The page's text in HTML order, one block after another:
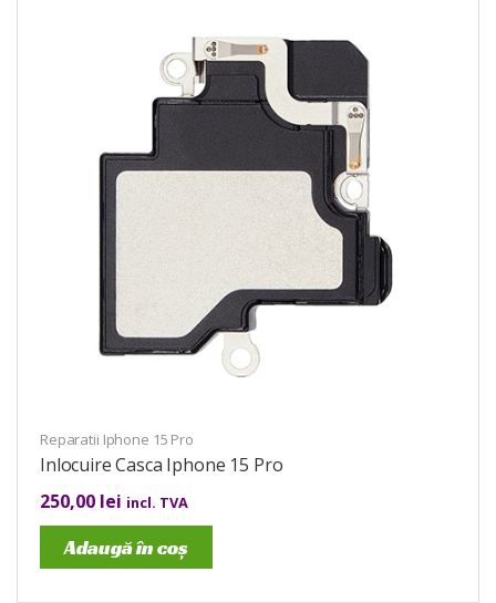
Reparatii Iphone 15 Pro
Inlocuire Casca Iphone 15 Pro
250,00 lei incl. TVA
Adaugă în coș